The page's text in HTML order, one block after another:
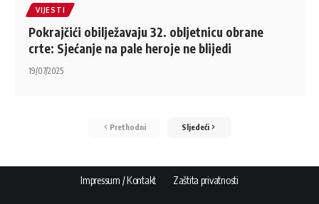
VIJESTI
Pokrajčići obilježavaju 32. obljetnicu obrane
crte: Sjećanje na pale heroje ne blijedi
19/07/2025
Prethodni Sljedeći
Impressum / Kontakt Zaštita privatnosti